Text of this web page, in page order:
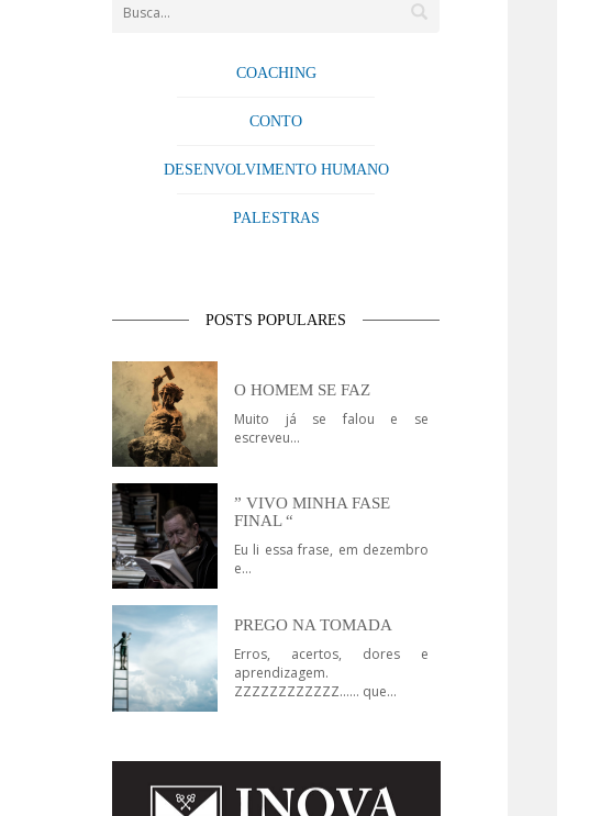
COACHING
CONTO
DESENVOLVIMENTO HUMANO
PALESTRAS
POSTS POPULARES
O HOMEM SE FAZ
Muito já se falou e se
escreveu...
” VIVO MINHA FASE
FINAL “
Eu li essa frase, em dezembro
e...
PREGO NA TOMADA
Erros, acertos, dores e
aprendizagem.
ZZZZZZZZZZZZ…… que...